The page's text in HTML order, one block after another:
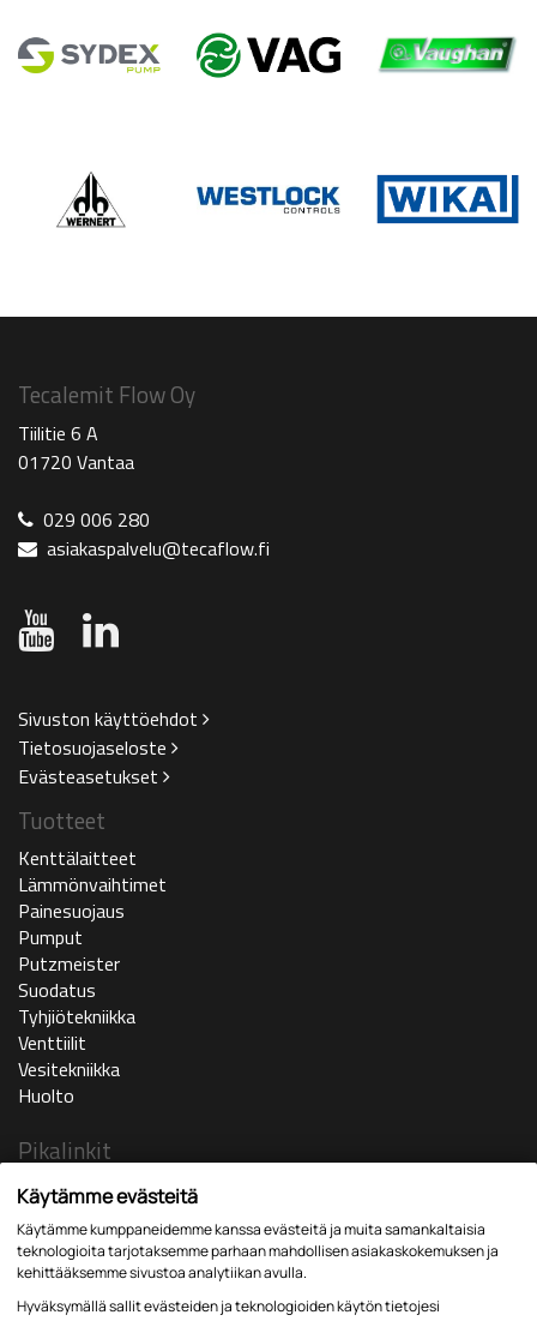
Tecalemit Flow Oy
Tiilitie 6 A
01720 Vantaa
029 006 280
asiakaspalvelu@tecaflow.fi
Sivuston käyttöehdot
Tietosuojaseloste
Evästeasetukset
Tuotteet
Kenttälaitteet
Lämmönvaihtimet
Painesuojaus
Pumput
Putzmeister
Suodatus
Tyhjiötekniikka
Venttiilit
Vesitekniikka
Huolto
Pikalinkit
Ajankohtaista
Yritys
In english
Huoltopyyntö
Käytämme evästeitä
Käytämme kumppaneidemme kanssa evästeitä ja muita samankaltaisia
teknologioita tarjotaksemme parhaan mahdollisen asiakaskokemuksen ja
kehittääksemme sivustoa analytiikan avulla.
Hyväksymällä sallit evästeiden ja teknologioiden käytön tietojesi